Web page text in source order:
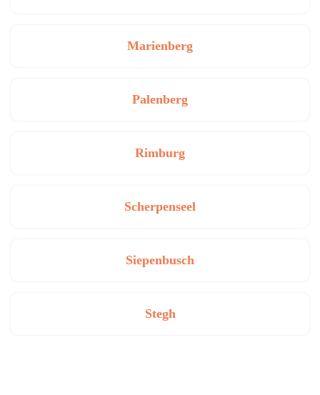
Marienberg
Palenberg
Rimburg
Scherpenseel
Siepenbusch
Stegh